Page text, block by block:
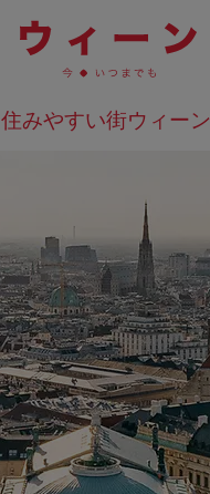
住みやすい街ウィーン